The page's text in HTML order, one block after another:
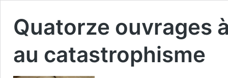
Quatorze ouvrages
au catastrophisme